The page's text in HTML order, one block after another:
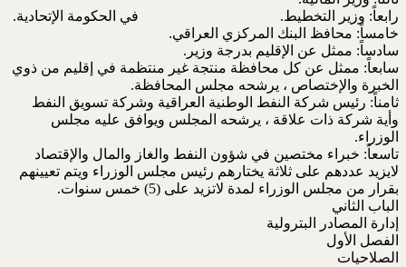
رابعاً: وزير التخطيط. في الحكومة الإتحادية.
خامساً: محافظ البنك المركزي العراقي.
سادساً: ممثل عن الإقليم بدرجة وزير.
سابعاً: ممثل عن كل محافظة منتجة غير منتظمة في إقليم من ذوي
الخبرة والإختصاص ، يرشحه مجلس المحافظة.
ثامناً: رئيس شركة النفط الوطنية العراقية وشركة تسويق النفط
وأية شركة ذات علاقة ، يرشحه المجلس ويوافق عليه مجلس
الوزراء.
تاسعاً: خبراء مختصين في شؤون النفط والغاز والمال والإقتصاد
لايزيد عددهم على ثلاثة يختارهم رئيس مجلس الوزراء ويتم تعيينهم
بقرار من مجلس الوزراء لمدة لاتزيد على (5) خمس سنوات.
الباب الثاني
إدارة المصادر البترولية
الفصل الأول
الصلاحيات